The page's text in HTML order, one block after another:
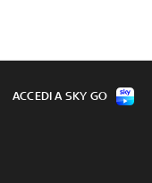
ACCEDI A SKY GO